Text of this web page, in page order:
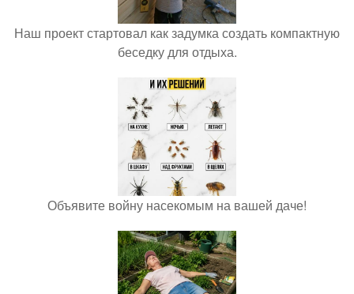
Наш проект стартовал как задумка создать компактную
беседку для отдыха.
Объявите войну насекомым на вашей даче!